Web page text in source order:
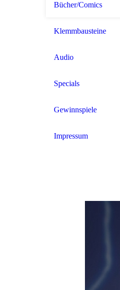
Bücher/Comics
Klemmbausteine
Audio
Specials
Gewinnspiele
Impressum